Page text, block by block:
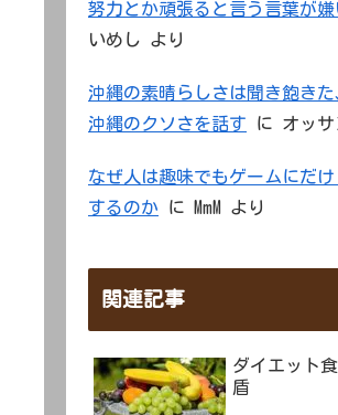
努力とか頑張ると言う言葉が
いめし より
沖縄の素晴らしさは聞き飽き
沖縄のクソさを話す に オッ
なぜ人は趣味でもゲームにだ
するのか に MmM より
関連記事
ダイエット
盾